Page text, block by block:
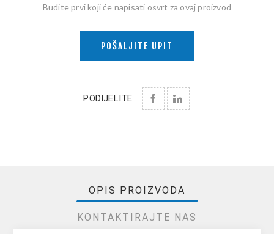
Budite prvi koji će napisati osvrt za ovaj proizvod
POŠALJITE UPIT
PODIJELITE:
OPIS PROIZVODA
KONTAKTIRAJTE NAS